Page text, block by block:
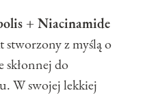
+ Niacinamide
z myślą o
skłonnej do
W swojej lekkiej